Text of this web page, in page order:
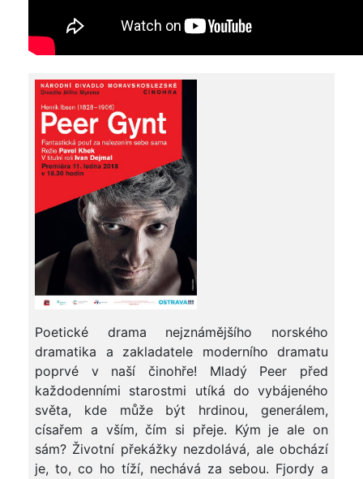
Poetické drama nejznámějšího norského
dramatika a zakladatele moderního dramatu
poprvé v naší činohře! Mladý Peer před
každodenními starostmi utíká do vybájeného
světa, kde může být hrdinou, generálem,
císařem a vším, čím si přeje. Kým je ale on
sám? Životní překážky nezdolává, ale obchází
je, to, co ho tíží, nechává za sebou. Fjordy a